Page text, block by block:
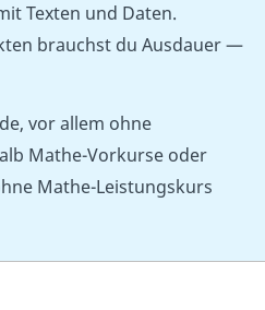
Texten und Daten.
brauchst du Ausdauer —
vor allem ohne
Mathe-Vorkurse oder
Mathe-Leistungskurs